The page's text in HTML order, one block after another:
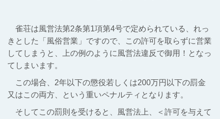
雀荘は風営法第2条第1項第4号で定められている、れっ
きとした「風俗営業」ですので、この許可を取らずに営業
してしまうと、上の例のように風営法違反で御用！となっ
てしまいます。
この場合、2年以下の懲役若しくは200万円以下の罰金
又はこの両方、という重いペナルティとなります。
そしてこの罰則を受けると、風営法上、＜許可を与えて